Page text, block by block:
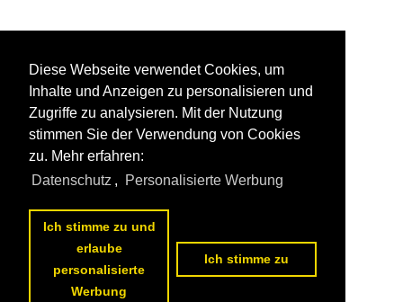
Diese Webseite verwendet Cookies, um
Inhalte und Anzeigen zu personalisieren und
Zugriffe zu analysieren. Mit der Nutzung
stimmen Sie der Verwendung von Cookies
zu. Mehr erfahren:
Datenschutz , Personalisierte Werbung
Ich stimme zu und
erlaube
personalisierte
Werbung
Ich stimme zu